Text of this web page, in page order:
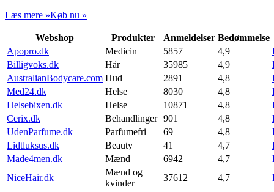
Læs mere »Køb nu »
Webshop Produkter Anmeldelser Bedømmelse
Apopro.dk
Medicin 5857 4,9
Billigvoks.dk
Hår 35985 4,9
AustralianBodycare.com Hud 2891 4,8
Med24.dk
Helse 8030 4,8
Helsebixen.dk
Helse 10871 4,8
Cerix.dk
Behandlinger 901 4,8
UdenParfume.dk
Parfumefri 69 4,8
Lidtluksus.dk
Beauty 41 4,7
Made4men.dk
Mænd 6942 4,7
NiceHair.dk
Mænd og
kvinder
37612 4,7